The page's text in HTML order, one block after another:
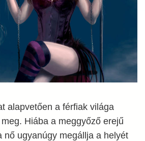
alapvetően a férfiak világa
Hiába a meggyőző erejű
nő ugyanúgy megállja a helyét